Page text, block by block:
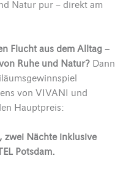
Natur pur – direkt am
Flucht aus dem Alltag –
Ruhe und Natur? Dann
von VIVANI und
Hauptpreis:
zwei Nächte inklusive
Potsdam.